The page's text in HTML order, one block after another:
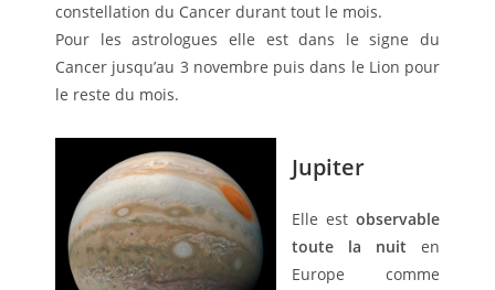
constellation du Cancer durant tout le mois.
Pour les astrologues elle est dans le signe du
Cancer jusqu’au 3 novembre puis dans le Lion pour
le reste du mois.
Jupiter
Elle est observable
toute la nuit en
Europe comme